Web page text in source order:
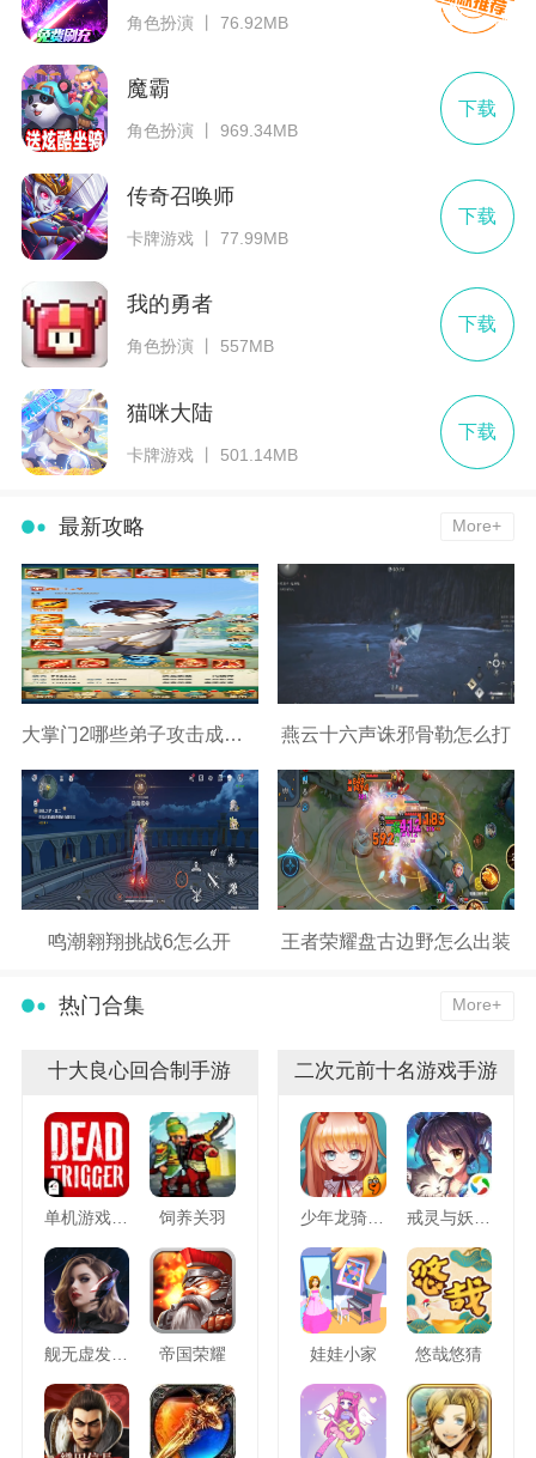
角色扮演 丨 76.92MB
魔霸
角色扮演 丨 969.34MB
下载
传奇召唤师
卡牌游戏 丨 77.99MB
下载
我的勇者
角色扮演 丨 557MB
下载
猫咪大陆
卡牌游戏 丨 501.14MB
下载
最新攻略 More+
大掌门2哪些弟子攻击成长高 燕云十六声诛邪骨勒怎么打
鸣潮翱翔挑战6怎么开 王者荣耀盘古边野怎么出装
热门合集 More+
十大良心回合制手游
单机游戏死亡扳机 饲养关羽
舰无虚发暗星 帝国荣耀
二次元前十名游戏手游
少年龙骑士九游版 戒灵与妖同行
娃娃小家 悠哉悠猜